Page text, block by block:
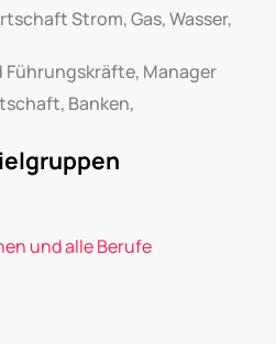
Strom, Gas, Wasser,
Manager
Banken,
und alle Berufe